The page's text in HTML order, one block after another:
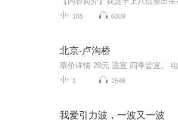
165 6309
北京-卢沟桥
1 1548
我爱引力波，一波又一波